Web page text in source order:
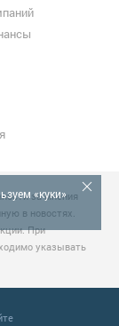
«куки»
за мнения
в новостях.
При
указывать